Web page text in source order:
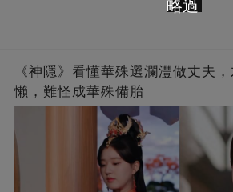
《神隱》看懂華殊選瀾灃做丈夫
懶，難怪成華殊備胎
略過